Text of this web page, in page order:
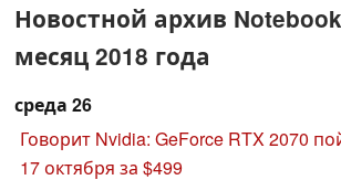
Новостной архив
месяц 2018 года
среда 26
Говорит Nvidia: GeForce RTX 2070
17 октября за $499